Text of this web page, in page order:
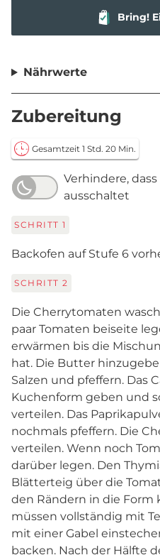
Bring!
Nährwerte
Zubereitung
Gesamtzeit 1 Std. 20 Min.
Verhindere,
ausschaltet
SCHRITT 1
Backofen auf Stufe 6
SCHRITT 2
Die Cherrytomaten
paar Tomaten beiseite
erwärmen bis die
hat. Die Butter
Salzen und pfeffern. Das
Kuchenform geben und
verteilen. Das
nochmals pfeffern. Die
verteilen. Wenn noch
darüber legen. Den
Blätterteig über die
den Rändern in die Form
müssen vollständig mit
mit einer Gabel
backen. Nach der Hälfte